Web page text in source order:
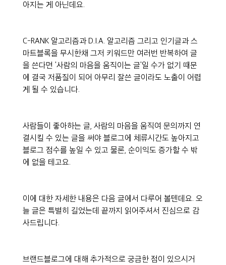
아지는 게 아닌데요.
C-RANK 알고리즘과 D.I.A. 알고리즘 그리고 인기글과 스
마트블록을 무시한채 그저 키워드만 여러번 반복하여 글
을 쓴다면 '사람의 마음을 움직이는 글'일 수가 없기 때문
에 결국 저품질이 되어 아무리 잘쓴 글이라도 노출이 어렵
게 될 수 있습니다.
사람들이 좋아하는 글, 사람의 마음을 움직여 문의까지 연
결시킬 수 있는 글을 써야 블로그에 체류시간도 높아지고
블로그 점수를 높일 수 있고 물론, 순이익도 증가할 수 밖
에 없을 테고요.
이에 대한 자세한 내용은 다음 글에서 다루어 볼텐데요. 오
늘 글은 특별히 길었는데 끝까지 읽어주셔서 진심으로 감
사드립니다.
브랜드블로그에 대해 추가적으로 궁금한 점이 있으시거